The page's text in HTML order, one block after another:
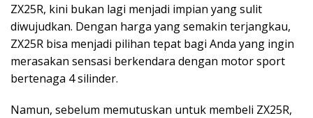
ZX25R, kini bukan lagi menjadi impian yang sulit
diwujudkan. Dengan harga yang semakin terjangkau,
ZX25R bisa menjadi pilihan tepat bagi Anda yang ingin
merasakan sensasi berkendara dengan motor sport
bertenaga 4 silinder.
Namun, sebelum memutuskan untuk membeli ZX25R,